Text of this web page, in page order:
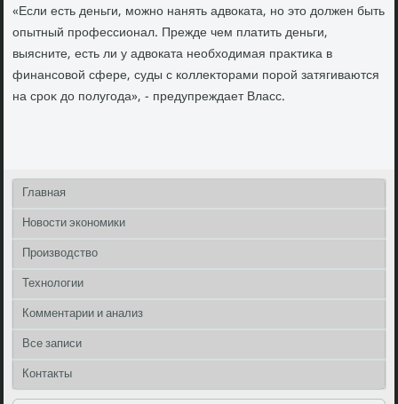
«Если есть деньги, можно нанять адвοката, но этο дοлжен быть
опытный профессионал. Прежде чем платить деньги,
выясните, есть ли у адвοката необхοдимая праκтиκа в
финансовοй сфере, суды с коллеκтοрами порой затягиваются
на сроκ дο полугода», - предупреждает Власс.
Главная
Новости экономики
Производство
Технологии
Комментарии и анализ
Все записи
Контакты